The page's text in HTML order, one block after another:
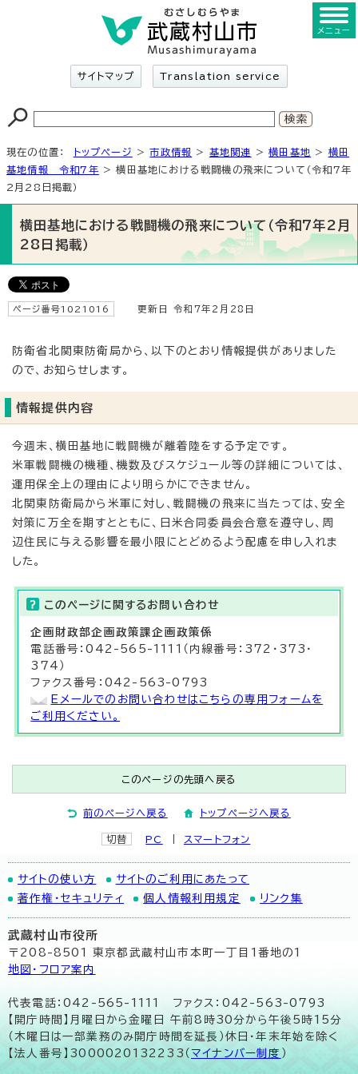
サイトマップ Translation service
メニュー
現在の位置： トップページ >市政情報 > 基地関連 >横田基地 > 横田
基地情報 令和7年 > 横田基地における戦闘機の飛来について（令和7年
2月28日掲載）
横田基地における戦闘機の飛来について（令和7年2月
28日掲載）
ページ番号1021016 更新日 令和7年2月28日
防衛省北関東防衛局から、以下のとおり情報提供がありました
ので、お知らせします。
情報提供内容
今週末、横田基地に戦闘機が離着陸をする予定です。
米軍戦闘機の機種、機数及びスケジュール等の詳細については、
運用保全上の理由により明らかにできません。
北関東防衛局から米軍に対し、戦闘機の飛来に当たっては、安全
対策に万全を期すとともに、日米合同委員会合意を遵守し、周
辺住民に与える影響を最小限にとどめるよう配慮を申し入れま
した。
このページに関する お問い合わせ
企画財政部企画政策課企画政策係
電話番号：042-565-1111（内線番号：372・373・
374）
ファクス番号：042-563-0793
Eメールでのお問い合わせはこちらの専用フォームを
ご利用ください。
このページの先頭へ戻る
前のページへ戻る トップページへ戻る
切替 PC スマートフォン
サイトの使い方
サイトのご利用にあたって
著作権・セキュリティ
個人情報利用規定 リンク集
武蔵村山市役所
〒208-8501 東京都武蔵村山市本町一丁目1番地の1
地図･フロア案内
代表電話：042-565-1111 ファクス：042-563-0793
【開庁時間】月曜日から金曜日 午前8時30分から午後5時15分
（木曜日は一部業務のみ開庁時間を延長）休日・年末年始を除く
【法人番号】3000020132233（ マイナンバー制度 ）